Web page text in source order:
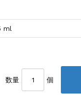
ml
数量 個